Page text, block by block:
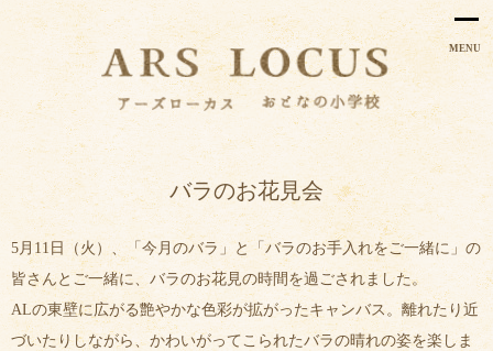
MENU
バラのお花見会
5月11日（火）、「今月のバラ」と「バラのお手入れをご一緒に」の
皆さんとご一緒に、バラのお花見の時間を過ごされました。
ALの東壁に広がる艶やかな色彩が拡がったキャンバス。離れたり近
づいたりしながら、かわいがってこられたバラの晴れの姿を楽しま